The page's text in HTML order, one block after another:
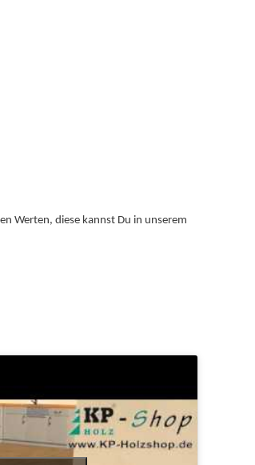
Werten, diese kannst Du in unserem